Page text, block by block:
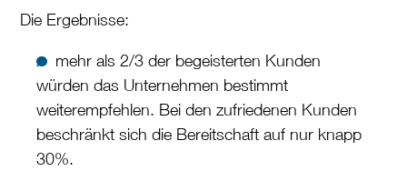
Die Ergebnisse:
mehr als 2/3 der begeisterten Kunden
würden das Unternehmen bestimmt
weiterempfehlen. Bei den zufriedenen Kunden
beschränkt sich die Bereitschaft auf nur knapp
30%.